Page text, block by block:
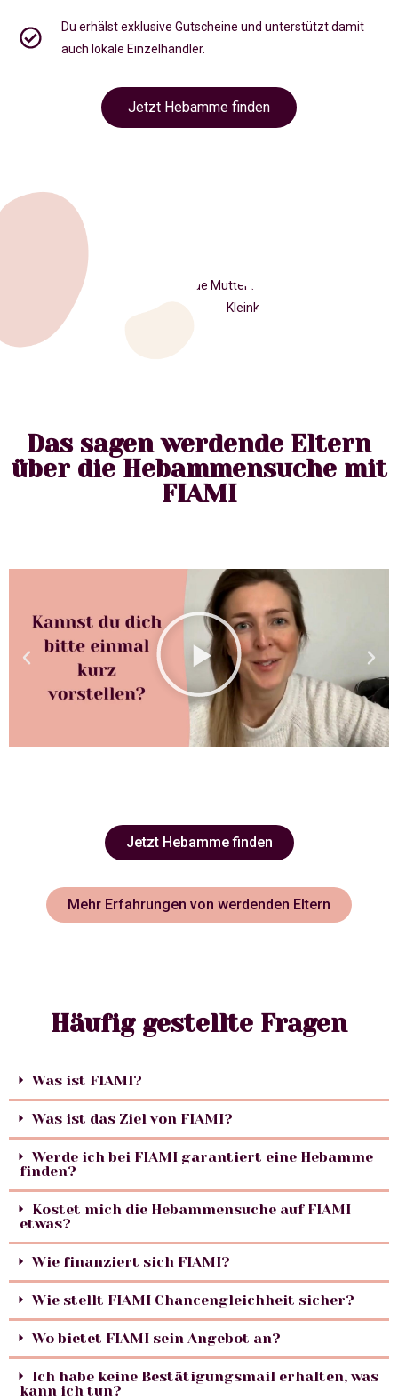
Du erhälst exklusive Gutscheine und unterstützt damit
auch lokale Einzelhändler.
Jetzt Hebamme finden
Das sagen werdende Eltern
über die Hebammensuche mit
FIAMI
Jetzt Hebamme finden
Mehr Erfahrungen von werdenden Eltern
Häufig gestellte Fragen
Was ist FIAMI?
Was ist das Ziel von FIAMI?
Werde ich bei FIAMI garantiert eine Hebamme
finden?
Kostet mich die Hebammensuche auf FIAMI
etwas?
Wie finanziert sich FIAMI?
Wie stellt FIAMI Chancengleichheit sicher?
Wo bietet FIAMI sein Angebot an?
Ich habe keine Bestätigungsmail erhalten, was
kann ich tun?